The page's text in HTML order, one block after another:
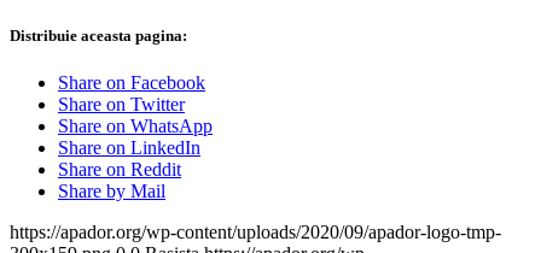
Distribuie aceasta pagina:
Share on Facebook
Share on Twitter
Share on WhatsApp
Share on LinkedIn
Share on Reddit
Share by Mail
https://apador.org/wp-content/uploads/2020/09/apador-logo-tmp-